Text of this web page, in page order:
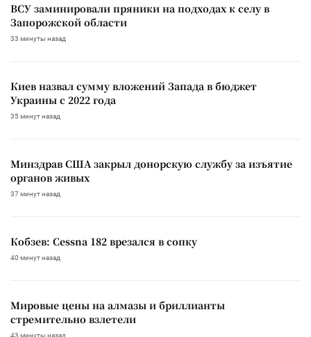
ВСУ заминировали пряники на подходах к селу в
Запорожской области
33 минуты назад
Киев назвал сумму вложений Запада в бюджет
Украины с 2022 года
35 минут назад
Минздрав США закрыл донорскую службу за изъятие
органов живых
37 минут назад
Кобзев: Cessna 182 врезался в сопку
40 минут назад
Мировые цены на алмазы и бриллианты
стремительно взлетели
43 минуты назад